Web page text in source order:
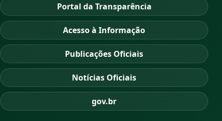
Portal da Transparência
Acesso à Informação
Publicações Oficiais
Notícias Oficiais
gov.br